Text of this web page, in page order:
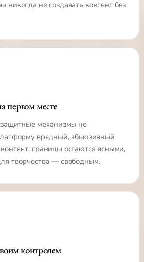
никогда не создавать контент без
первом месте
механизмы не
вредный, абьюзивный
границы остаются ясными,
творчества — свободным.
контролем